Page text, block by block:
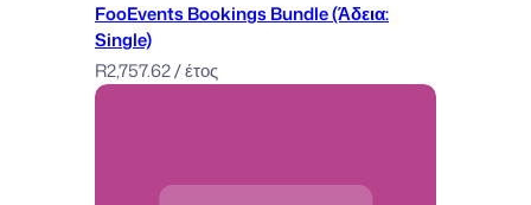
FooEvents Bookings Bundle (Άδεια:
Single)
R2,757.62/ έτος